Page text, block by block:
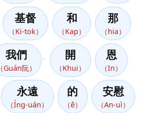
基督
（Ki-tok）
和
（Kap）
那
（hia）
我們
（Guán阮）
開
（Khui）
恩
（In）
永遠
（Íng-uán）
的
（ê）
安慰
（An-uì）